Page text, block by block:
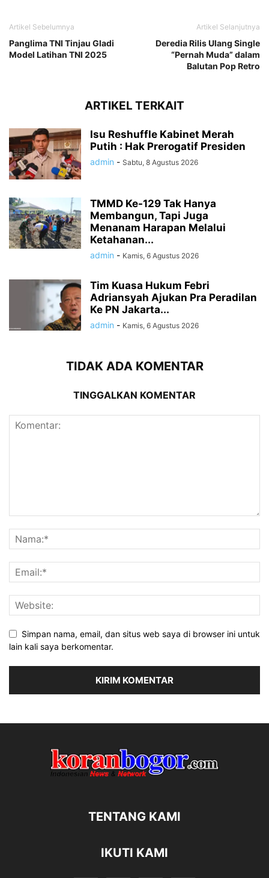
Artikel Sebelumnya
Panglima TNI Tinjau Gladi
Model Latihan TNI 2025
Artikel Selanjutnya
Deredia Rilis Ulang Single
“Pernah Muda” dalam
Balutan Pop Retro
ARTIKEL TERKAIT
Isu Reshuffle Kabinet Merah
Putih : Hak Prerogatif Presiden
admin - Sabtu, 8 Agustus 2026
TMMD Ke-129 Tak Hanya
Membangun, Tapi Juga
Menanam Harapan Melalui
Ketahanan...
admin - Kamis, 6 Agustus 2026
Tim Kuasa Hukum Febri
Adriansyah Ajukan Pra Peradilan
Ke PN Jakarta...
admin - Kamis, 6 Agustus 2026
TIDAK ADA KOMENTAR
TINGGALKAN KOMENTAR
Simpan nama, email, dan situs web saya di browser ini untuk
lain kali saya berkomentar.
TENTANG KAMI
IKUTI KAMI